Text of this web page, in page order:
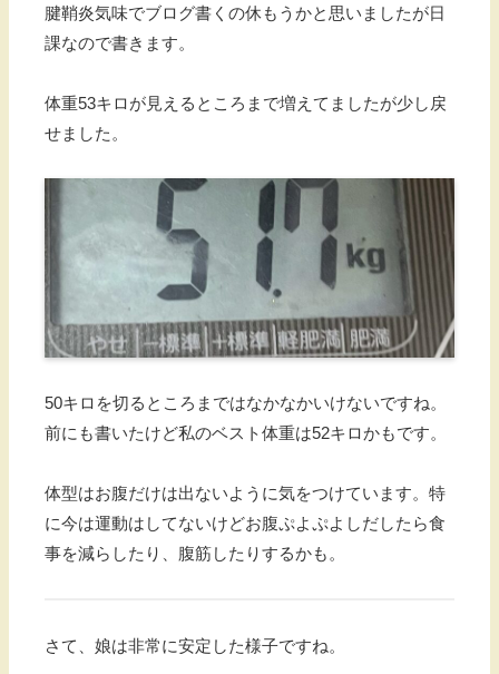
腱鞘炎気味でブログ書くの休もうかと思いましたが日
課なので書きます。
体重53キロが見えるところまで増えてましたが少し戻
せました。
50キロを切るところまではなかなかいけないですね。
前にも書いたけど私のベスト体重は52キロかもです。
体型はお腹だけは出ないように気をつけています。特
に今は運動はしてないけどお腹ぷよぷよしだしたら食
事を減らしたり、腹筋したりするかも。
さて、娘は非常に安定した様子ですね。